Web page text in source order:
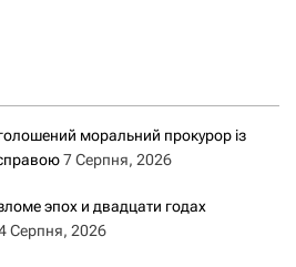
моральний прокурор із
7 Серпня, 2026
эпох и двадцати годах
Серпня, 2026